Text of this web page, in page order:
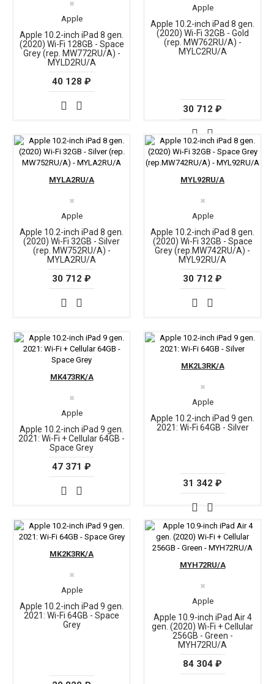
Apple 10.2-inch iPad 8 gen.
(2020) Wi-Fi 128GB - Space
Grey (rep. MW772RU/A) -
MYLD2RU/A
Apple
✖
40 128 ₽
Apple 10.2-inch iPad 8 gen.
(2020) Wi-Fi 32GB - Gold
(rep. MW762RU/A) -
MYLC2RU/A
Apple
30 712 ₽
Apple 10.2-inch iPad 8 gen.
(2020) Wi-Fi 32GB - Silver
(rep. MW752RU/A) -
MYLA2RU/A
Apple
✖
MYLA2RU/A
30 712 ₽
Apple 10.2-inch iPad 8 gen.
(2020) Wi-Fi 32GB - Space
Grey (rep.MW742RU/A) -
MYL92RU/A
Apple
✖
MYL92RU/A
30 712 ₽
Apple 10.2-inch iPad 9 gen.
2021: Wi-Fi + Cellular 64GB -
Space Grey
Apple
✖
MK473RK/A
47 371 ₽
Apple 10.2-inch iPad 9 gen.
2021: Wi-Fi 64GB - Silver
Apple
✖
MK2L3RK/A
31 342 ₽
Apple 10.2-inch iPad 9 gen.
2021: Wi-Fi 64GB - Space
Grey
Apple
✖
MK2K3RK/A
Apple 10.9-inch iPad Air 4
gen. (2020) Wi-Fi + Cellular
256GB - Green -
MYH72RU/A
Apple
✖
MYH72RU/A
84 304 ₽